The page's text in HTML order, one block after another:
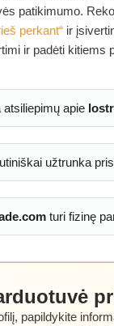
patikimumo.
perkant“ ir
ir padėti kitiems
atsiliepimų apie
užtrunka
turi fizinę
papildykite